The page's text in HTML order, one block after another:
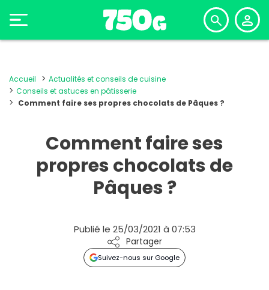
Accueil
Actualités et conseils de cuisine
Conseils et astuces en pâtisserie
Comment faire ses propres chocolats de Pâques ?
Comment faire ses
propres chocolats de
Pâques ?
Publié le 25/03/2021 à 07:53
Partager
Suivez-nous sur Google